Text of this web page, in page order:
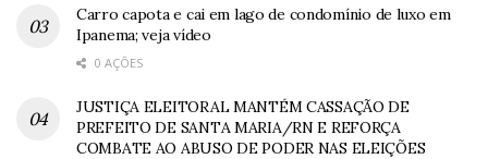
Carro capota e cai em lago de condomínio de luxo em
Ipanema; veja vídeo
0 AÇÕES
JUSTIÇA ELEITORAL MANTÉM CASSAÇÃO DE
PREFEITO DE SANTA MARIA/RN E REFORÇA
COMBATE AO ABUSO DE PODER NAS ELEIÇÕES